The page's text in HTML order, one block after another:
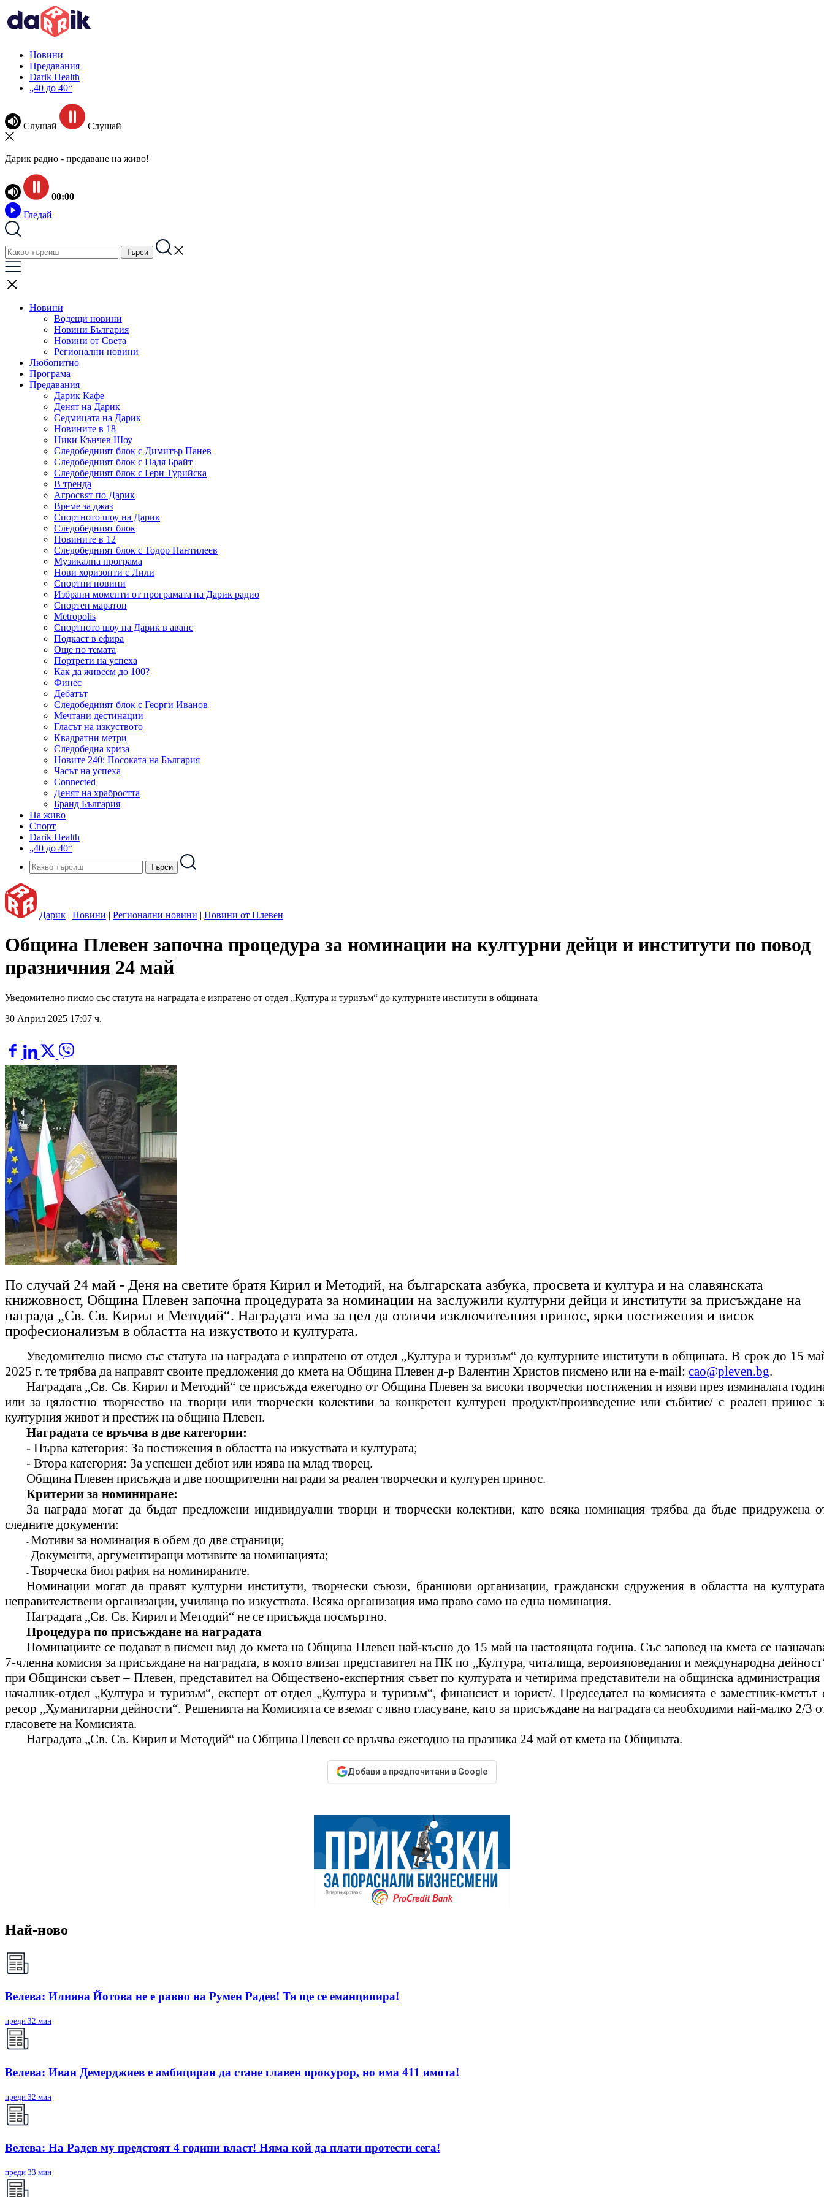
Новини
Предавания
Darik Health
„40 до 40“
Слушай Слушай
Дарик радио - предаване на живо!
00:00
Гледай
Новини
Водещи новини
Новини България
Новини от Света
Регионални новини
Любопитно
Програма
Предавания
Дарик Кафе
Денят на Дарик
Седмицата на Дарик
Новините в 18
Ники Кънчев Шоу
Следобедният блок с Димитър Панев
Следобедният блок с Надя Брайт
Следобедният блок с Гери Турийска
В тренда
Агросвят по Дарик
Време за джаз
Спортното шоу на Дарик
Следобедният блок
Новините в 12
Следобедният блок с Тодор Пантилеев
Музикална програма
Нови хоризонти с Лили
Спортни новини
Избрани моменти от програмата на Дарик радио
Спортен маратон
Metropolis
Спортното шоу на Дарик в аванс
Подкаст в ефира
Още по темата
Портрети на успеха
Как да живеем до 100?
Финес
Дебатът
Следобедният блок с Георги Иванов
Мечтани дестинации
Гласът на изкуството
Квадратни метри
Следобедна криза
Новите 240: Посоката на България
Часът на успеха
Connected
Денят на храбростта
Бранд България
На живо
Спорт
Darik Health
„40 до 40“
Дарик | Новини | Регионални новини | Новини от Плевен
Община Плевен започна процедура за номинации на културни дейци и институти по повод
празничния 24 май
Уведомително писмо със статута на наградата е изпратено от отдел „Култура и туризъм“ до културните институти в общината
30 Април 2025 17:07 ч.
По случай 24 май - Деня на светите братя Кирил и Методий, на българската азбука, просвета и култура и на славянската
книжовност, Община Плевен започна процедурата за номинации на заслужили културни дейци и институти за присъждане на
награда „Св. Св. Кирил и Методий“. Наградата има за цел да отличи изключителния принос, ярки постижения и висок
професионализъм в областта на изкуството и културата.
Уведомително писмо със статута на наградата е изпратено от отдел „Култура и туризъм“ до културните институти в общината. В срок до 15
2025 г. те трябва да направят своите предложения до кмета на Община Плевен д-р Валентин Христов писмено или на е-mail: cao@pleven.bg.
Наградата „Св. Св. Кирил и Методий“ се присъжда ежегодно от Община Плевен за високи творчески постижения и изяви през изминалата
или за цялостно творчество на творци или творчески колективи за конкретен културен продукт/произведение или събитие/ с реален принос
културния живот и престиж на община Плевен.
Наградата се връчва в две категории:
- Първа категория: За постижения в областта на изкуствата и културата;
- Втора категория: За успешен дебют или изява на млад творец.
Община Плевен присъжда и две поощрителни награди за реален творчески и културен принос.
Критерии за номиниране:
За награда могат да бъдат предложени индивидуални творци и творчески колективи, като всяка номинация трябва да бъде придружена
следните документи:
- Мотиви за номинация в обем до две страници;
- Документи, аргументиращи мотивите за номинацията;
- Творческа биография на номинираните.
Номинации могат да правят културни институти, творчески съюзи, браншови организации, граждански сдружения в областта на
неправителствени организации, училища по изкуствата. Всяка организация има право само на една номинация.
Наградата „Св. Св. Кирил и Методий“ не се присъжда посмъртно.
Процедура по присъждане на наградата
Номинациите се подават в писмен вид до кмета на Община Плевен най-къснодо 15 май на настоящата година. Със заповед на кмета се
7-членна комисия за присъждане на наградата, в която влизат представител на ПК по „Култура, читалища, вероизповедания и международна
при Общински съвет – Плевен, представител на Обществено-експертния съвет по културата и четирима представители на общинска администрация
началник-отдел „Култураи туризъм“, експерт от отдел „Култура и туризъм“, финансисти юрист/. Председател на комисията е заместник-кметът
ресор „Хуманитарни дейности“. Решенията на Комисията се вземат с явно гласуване, като за присъждане на наградата са необходими най-малко 2/3
гласовете на Комисията.
Наградата „Св. Св. Кирил и Методий“ на Община Плевен се връчва ежегодно на празника 24 май от кмета на Общината.
Добави в предпочитани в Google
Най-ново
Велева: Илияна Йотова не е равно на Румен Радев! Тя ще се еманципира!
преди 32 мин
Велева: Иван Демерджиев е амбициран да стане главен прокурор, но има 411 имота!
преди 32 мин
Велева: На Радев му предстоят 4 години власт! Няма кой да плати протести сега!
преди 33 мин